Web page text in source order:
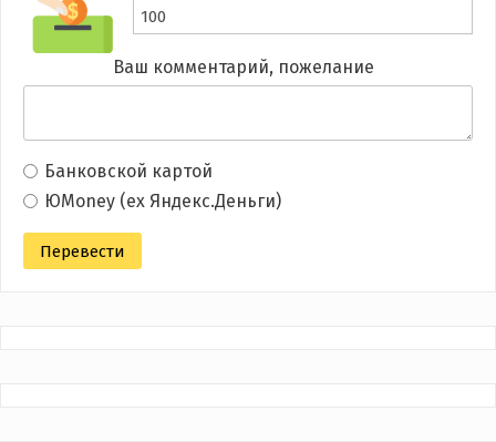
Ваш комментарий, пожелание
Банковской картой
ЮMoney (ex Яндекс.Деньги)